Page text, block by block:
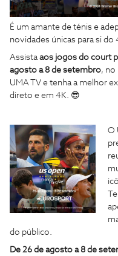
É um amante de ténis e
novidades únicas para si do
Assistaaos jogos do court
agosto a 8 de setembro, no
UMA TV e tenha a melhor
direto e em 4K. 😎
O
do público.
De 26 de agosto a 8 de